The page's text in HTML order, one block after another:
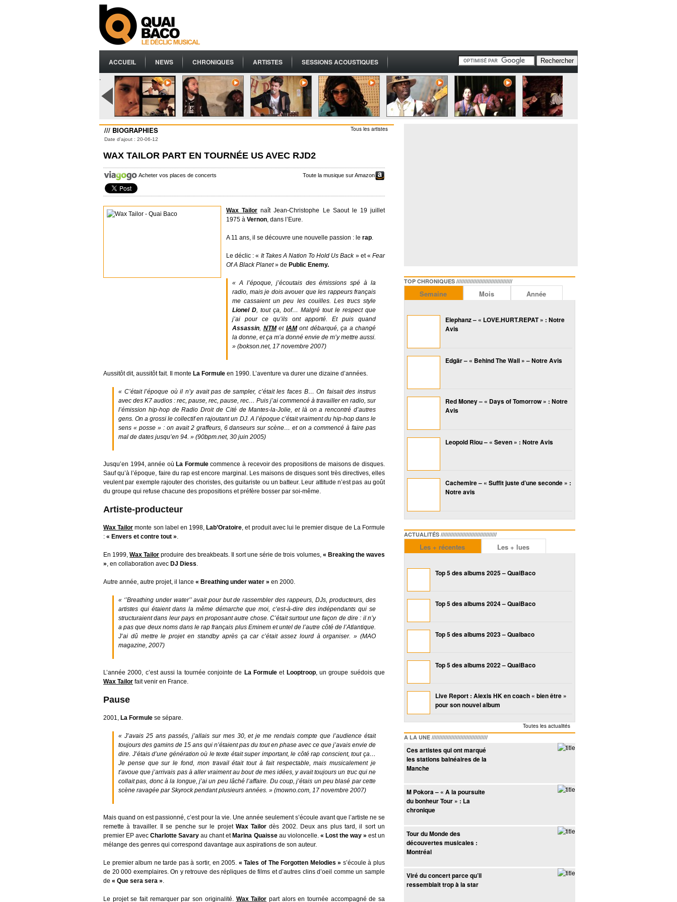
ACCUEIL NEWS CHRONIQUES ARTISTES SESSIONS ACOUSTIQUES
.
/// BIOGRAPHIES Tous les artistes
Date d'ajout : 20-06-12
WAX TAILOR PART EN TOURNÉE US AVEC RJD2
Acheter vos places de concerts Toute la musique sur Amazon
Wax Tailor naît Jean-Christophe Le Saout le 19 juillet
1975 à Vernon, dans l’Eure.
A 11 ans, il se découvre une nouvelle passion : le rap.
Le déclic : « It Takes A Nation To Hold Us Back» et «Fear
Of A Black Planet» de Public Enemy.
« A l’époque, j’écoutais des émissions spé à la
radio, mais je dois avouer que les rappeurs français
me cassaient un peu les couilles. Les trucs style
Lionel D, tout ça, bof… Malgré tout le respect que
j’ai pour ce qu’ils ont apporté. Et puis quand
Assassin, NTMet IAMont débarqué, ça a changé
la donne, et ça m’a donné envie de m’y mettre aussi.
» (bokson.net, 17 novembre 2007)
Aussitôt dit, aussitôt fait. Il monte La Formule en 1990. L’aventure va durer une dizaine d’années.
« C’était l’époque où il n’y avait pas de sampler, c’était les faces B… On faisait des instrus
avec des K7 audios : rec, pause, rec, pause, rec… Puis j’ai commencé à travailler en radio, sur
l’émission hip-hop de Radio Droit de Cité de Mantes-la-Jolie, et là on a rencontré d’autres
gens. On a grossi le collectif en rajoutant un DJ. A l’époque c’était vraiment du hip-hop dans le
sens « posse » : on avait 2 graffeurs, 6 danseurs sur scène… et on a commencé à faire pas
mal de dates jusqu’en 94. » (90bpm.net, 30 juin 2005)
Jusqu’en 1994, année où La Formulecommence à recevoir des propositions de maisons de disques.
Sauf qu’à l’époque, faire du rap est encore marginal. Les maisons de disques sont très directives, elles
veulent par exemple rajouter des choristes, des guitariste ou un batteur. Leur attitude n’est pas au goût
du groupe qui refuse chacune des propositions et préfère bosser par soi-même.
Artiste-producteur
Wax Tailor monte son label en 1998, Lab’Oratoire, et produit avec lui le premier disque de La Formule
: « Envers et contre tout ».
En 1999,Wax Tailor produire des breakbeats. Il sort une série de trois volumes, « Breaking the waves
», en collaboration avec DJ Diess.
Autre année, autre projet, il lance « Breathing under water » en 2000.
« ‘’Breathing under water’’ avait pour but de rassembler des rappeurs, DJs, producteurs, des
artistes qui étaient dans la même démarche que moi, c’est-à-dire des indépendants qui se
structuraient dans leur pays en proposant autre chose. C’était surtout une façon de dire : il n’y
a pas que deux noms dans le rap français plus Eminem et untel de l’autre côté de l’Atlantique.
J’ai dû mettre le projet en standby après ça car c’était assez lourd à organiser. » (MAO
magazine, 2007)
L’année 2000, c’est aussi la tournée conjointe de La Formule et Looptroop, un groupe suédois que
Wax Tailor fait venir en France.
Pause
2001, La Formule se sépare.
« J’avais 25 ans passés, j’allais sur mes 30, et je me rendais compte que l’audience était
toujours des gamins de 15 ans qui n’étaient pas du tout en phase avec ce que j’avais envie de
dire. J’étais d’une génération où le texte était super important, le côté rap conscient, tout ça…
Je pense que sur le fond, mon travail était tout à fait respectable, mais musicalement je
t’avoue que j’arrivais pas à aller vraiment au bout de mes idées, y avait toujours un truc qui ne
collait pas, donc à la longue, j’ai un peu lâché l’affaire. Du coup, j’étais un peu blasé par cette
scène ravagée par Skyrock pendant plusieurs années. » (mowno.com, 17 novembre 2007)
Mais quand on est passionné, c’est pour la vie. Une année seulement s’écoule avant que l’artiste ne se
remette à travailler. Il se penche sur le projet Wax Tailor dès 2002. Deux ans plus tard, il sort un
premier EP avecCharlotte Savary au chant et Marina Quaisseau violoncelle. « Lost the way » est un
mélange des genres qui correspond davantage aux aspirations de son auteur.
Le premier album ne tarde pas à sortir, en 2005. « Tales of The Forgotten Melodies » s’écoule à plus
de 20 000 exemplaires. On y retrouve des répliques de films et d’autres clins d’oeil comme un sample
de « Que sera sera ».
Le projet se fait remarquer par son originalité. Wax Tailor part alors en tournée accompagné de sa
TOP CHRONIQUES /////////////////////////////////////
Semaine Mois Année
Elephanz – « LOVE.HURT.REPAT » : Notre
Avis
Edgär – « Behind The Wall » – Notre Avis
Red Money – « Days of Tomorrow » : Notre
Avis
Leopold Riou – « Seven » : Notre Avis
Cachemire – « Suffit juste d’une seconde » :
Notre avis
ACTUALITÉS /////////////////////////////////////
Les + récentes Les + lues
Top 5 des albums 2025 – QuaiBaco
Top 5 des albums 2024 – QuaiBaco
Top 5 des albums 2023 – Quaibaco
Top 5 des albums 2022 – QuaiBaco
Live Report : Alexis HK en coach « bien être »
pour son nouvel album
Toutes les actualités
A LA UNE /////////////////////////////////////
Ces artistes qui ont marqué
les stations balnéaires de la
Manche
M Pokora – « A la poursuite
du bonheur Tour » : La
chronique
Tour du Monde des
découvertes musicales :
Montréal
Viré du concert parce qu’il
ressemblait trop à la star